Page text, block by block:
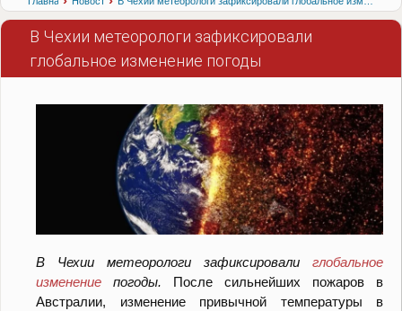
В Чехии метеорологи зафиксировали
глобальное изменение погоды
В Чехии метеорологи зафиксировали глобальное
изменение погоды. После сильнейших пожаров в
Австралии, изменение привычной температуры в